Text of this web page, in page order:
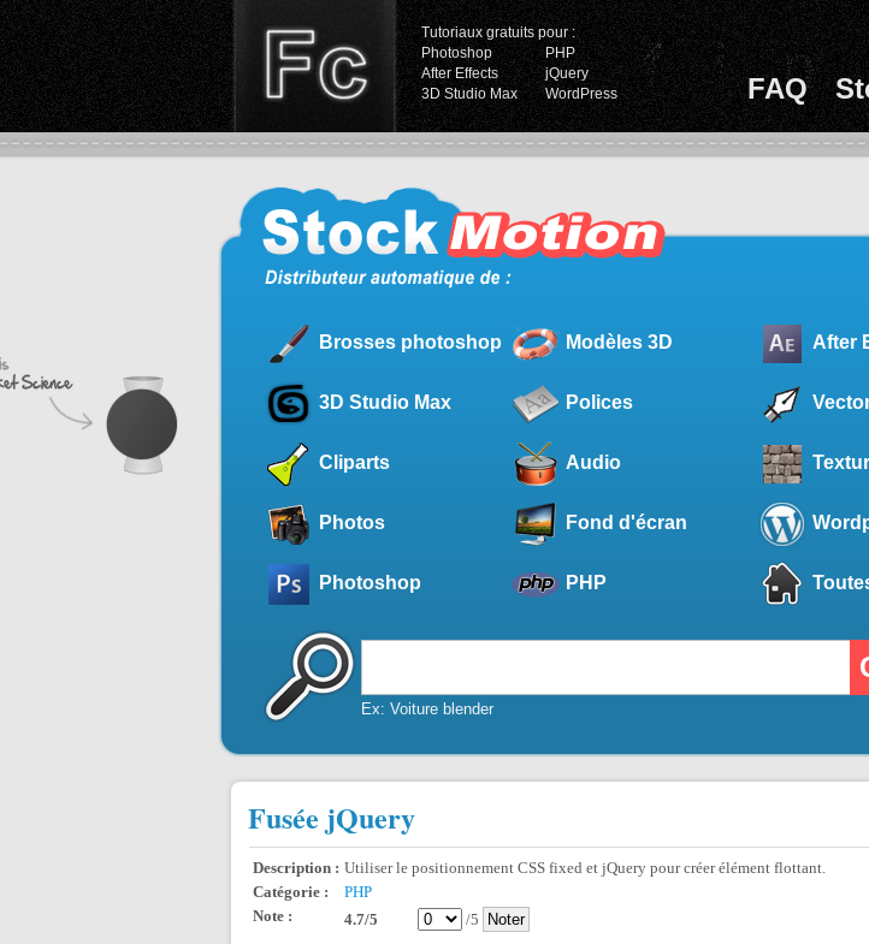
Tutoriaux gratuits pour :
Photoshop
PHP
After Effects
jQuery
3D Studio Max
WordPress FAQ
Brosses photoshop Modèles 3D After
3D Studio Max Polices
Cliparts Audio
Photos Fond d'écran
Photoshop PHP
Ex: Voiture blender
Fusée jQuery
Description : Utiliser le positionnement CSS fixed et jQuery pour créer élément flottant.
Catégorie :
PHP
Note :
4.7/5 /5